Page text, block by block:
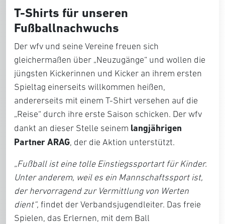
T-Shirts für unseren
Fußballnachwuchs
Der wfv und seine Vereine freuen sich
gleichermaßen über „Neuzugänge“ und wollen die
jüngsten Kickerinnen und Kicker an ihrem ersten
Spieltag einerseits willkommen heißen,
andererseits mit einem T-Shirt versehen auf die
„Reise“ durch ihre erste Saison schicken. Der wfv
dankt an dieser Stelle seinem langjährigen
Partner ARAG, der die Aktion unterstützt.
„Fußball ist eine tolle Einstiegssportart für Kinder.
Unter anderem, weil es ein Mannschaftssport ist,
der hervorragend zur Vermittlung von Werten
dient“, findet der Verbandsjugendleiter. Das freie
Spielen, das Erlernen, mit dem Ball